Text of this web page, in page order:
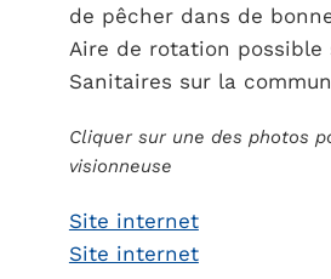
de pêcher dans de
Aire de rotation possible
Sanitaires sur la
Cliquer sur une des photos
visionneuse
Site internet
Site internet